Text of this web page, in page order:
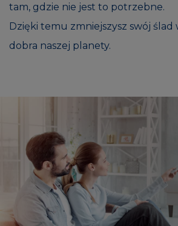
tam, gdzie nie jest to potrzebne.
Dzięki temu zmniejszysz swój
dobra naszej planety.